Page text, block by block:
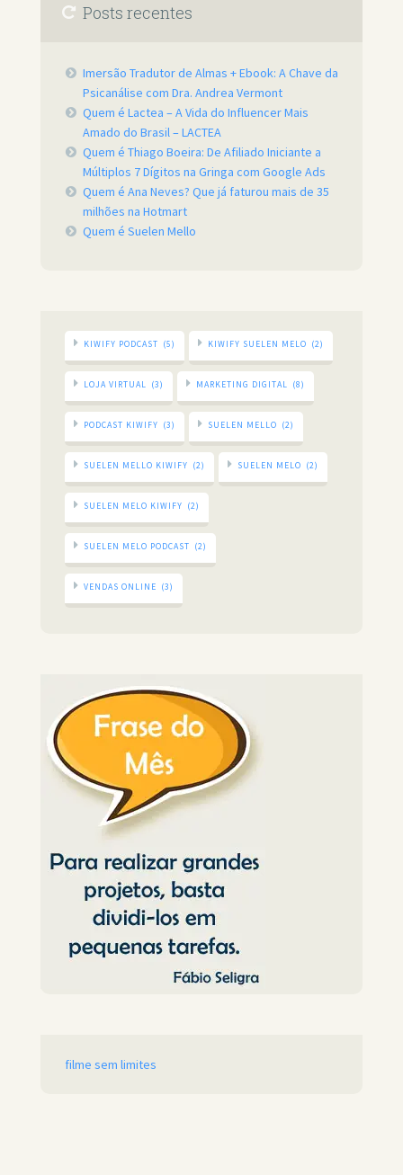
Posts recentes
Imersão Tradutor de Almas + Ebook: A Chave da
Psicanálise com Dra. Andrea Vermont
Quem é Lactea – A Vida do Influencer Mais
Amado do Brasil – LACTEA
Quem é Thiago Boeira: De Afiliado Iniciante a
Múltiplos 7 Dígitos na Gringa com Google Ads
Quem é Ana Neves? Que já faturou mais de 35
milhões na Hotmart
Quem é Suelen Mello
KIWIFY PODCAST (5) KIWIFY SUELEN MELO (2)
LOJA VIRTUAL (3) MARKETING DIGITAL (8)
PODCAST KIWIFY (3) SUELEN MELLO (2)
SUELEN MELLO KIWIFY (2) SUELEN MELO (2)
SUELEN MELO KIWIFY (2)
SUELEN MELO PODCAST (2)
VENDAS ONLINE (3)
filme sem limites